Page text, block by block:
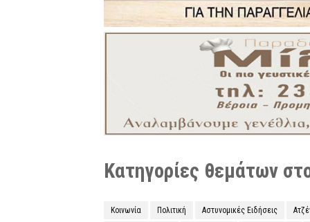
Κατηγορίες θεμάτων
Κοινωνία Πολιτική Αστυνομικές Ειδήσεις